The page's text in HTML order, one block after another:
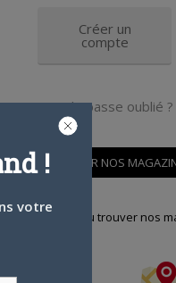
Créer un
compte
Mot de passe oublié ?
OÙ TROUVER NOS
Pour savoir où trouver nos
!
votre